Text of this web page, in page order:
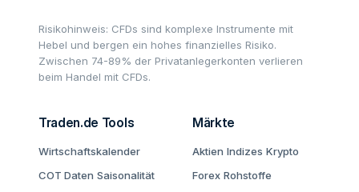
Risikohinweis: CFDs sind komplexe Instrumente mit
Hebel und bergen ein hohes finanzielles Risiko.
Zwischen 74-89% der Privatanlegerkonten verlieren
beim Handel mit CFDs.
Traden.de Tools
Wirtschaftskalender
COT Daten Saisonalität
Märkte
Aktien Indizes Krypto
Forex Rohstoffe